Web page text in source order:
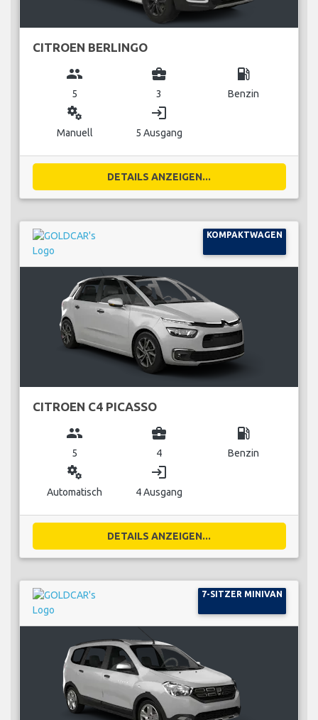
CITROEN BERLINGO
group
5
business_center
3
local_gas_station
Benzin
miscellaneous_services
Manuell
login
5 Ausgang
DETAILS ANZEIGEN...
KOMPAKTWAGEN
CITROEN C4 PICASSO
group
5
business_center
4
local_gas_station
Benzin
miscellaneous_services
Automatisch
login
4 Ausgang
DETAILS ANZEIGEN...
7-SITZER MINIVAN